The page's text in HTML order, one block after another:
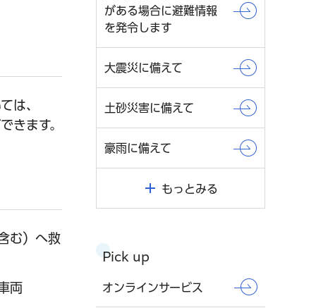
は、
きます。
む）へ救
両
がある場合に避難情報
を発令します
大震災に備えて
土砂災害に備えて
豪雨に備えて
もっとみる
Pick up
オンラインサービス